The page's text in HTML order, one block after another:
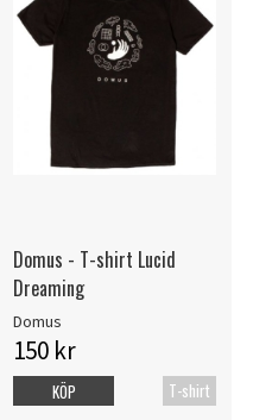
Domus - T-shirt Lucid
Dreaming
Domus
150 kr
T-shirt
KÖP